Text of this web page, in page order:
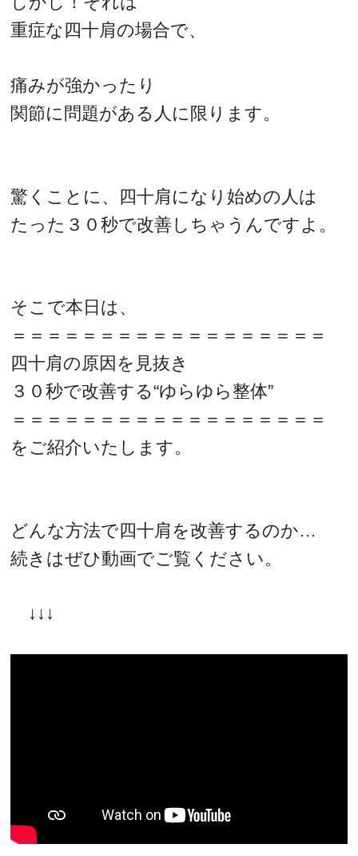
重症な四十肩の場合で、
痛みが強かったり
関節に問題がある人に限ります。
驚くことに、四十肩になり始めの人は
たった３０秒で改善しちゃうんですよ。
そこで本日は、
＝＝＝＝＝＝＝＝＝＝＝＝＝＝＝＝＝＝
四十肩の原因を見抜き
３０秒で改善する“ゆらゆら整体”
＝＝＝＝＝＝＝＝＝＝＝＝＝＝＝＝＝＝
をご紹介いたします。
どんな方法で四十肩を改善するのか…
続きはぜひ動画でご覧ください。
↓↓↓